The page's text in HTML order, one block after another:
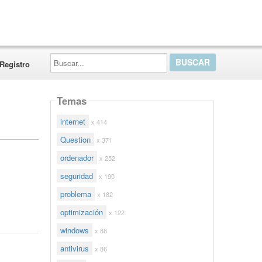
Registro
Buscar...
Temas
internet x 414
Question x 371
ordenador x 252
seguridad x 190
problema x 182
optimización x 122
windows x 88
antivirus x 86